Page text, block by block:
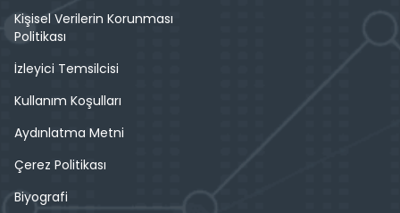
Kişisel Verilerin Korunması
Politikası
İzleyici Temsilcisi
Kullanım Koşulları
Aydınlatma Metni
Çerez Politikası
Biyografi